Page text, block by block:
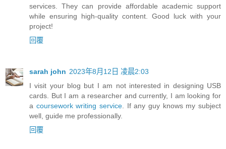
services. They can provide affordable academic support
while ensuring high-quality content. Good luck with your
project!
回覆
sarah john 2023年8月12日 凌晨2:03
I visit your blog but I am not interested in designing USB
cards. But I am a researcher and currently, I am looking for
a coursework writing service . If any guy knows my subject
well, guide me professionally.
回覆